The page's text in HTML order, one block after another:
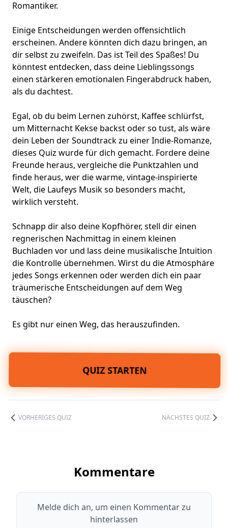
Romantiker.
Einige Entscheidungen werden offensichtlich
erscheinen. Andere könnten dich dazu bringen, an
dir selbst zu zweifeln. Das ist Teil des Spaßes! Du
könntest entdecken, dass deine Lieblingssongs
einen stärkeren emotionalen Fingerabdruck haben,
als du dachtest.
Egal, ob du beim Lernen zuhörst, Kaffee schlürfst,
um Mitternacht Kekse backst oder so tust, als wäre
dein Leben der Soundtrack zu einer Indie-Romanze,
dieses Quiz wurde für dich gemacht. Fordere deine
Freunde heraus, vergleiche die Punktzahlen und
finde heraus, wer die warme, vintage-inspirierte
Welt, die Laufeys Musik so besonders macht,
wirklich versteht.
Schnapp dir also deine Kopfhörer, stell dir einen
regnerischen Nachmittag in einem kleinen
Buchladen vor und lass deine musikalische Intuition
die Kontrolle übernehmen. Wirst du die Atmosphäre
jedes Songs erkennen oder werden dich ein paar
träumerische Entscheidungen auf dem Weg
täuschen?
Es gibt nur einen Weg, das herauszufinden.
QUIZ STARTEN
VORHERIGES QUIZ NÄCHSTES QUIZ
Kommentare
Melde dich an, um einen Kommentar zu
hinterlassen